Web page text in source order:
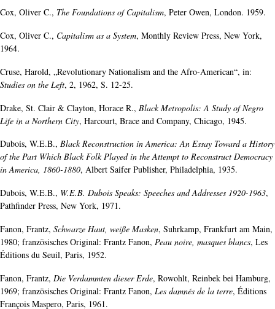
Cox, Oliver C., The Foundations of Capitalism, Peter Owen, London. 1959.
Cox, Oliver C., Capitalism as a System, Monthly Review Press, New York,
1964.
Cruse, Harold, „Revolutionary Nationalism and the Afro-American“, in:
Studies on the Left, 2, 1962, S. 12-25.
Drake, St. Clair & Clayton, Horace R., Black Metropolis: A Study of Negro
Life in a Northern City, Harcourt, Brace and Company, Chicago, 1945.
Dubois, W.E.B., Black Reconstruction in America: An Essay Toward a History
of the Part Which Black Folk Played in the Attempt to Reconstruct Democracy
in America, 1860-1880, Albert Saifer Publisher, Philadelphia, 1935.
Dubois, W.E.B., W.E.B. Dubois Speaks: Speeches and Addresses 1920-1963,
Pathfinder Press, New York, 1971.
Fanon, Frantz, Schwarze Haut, weiße Masken, Suhrkamp, Frankfurt am Main,
1980; französisches Original: Frantz Fanon, Peau noire, masques blancs, Les
Éditions du Seuil, Paris, 1952.
Fanon, Frantz, Die Verdammten dieser Erde, Rowohlt, Reinbek bei Hamburg,
1969; französisches Original: Frantz Fanon, Les damnés de la terre, Éditions
François Maspero, Paris, 1961.